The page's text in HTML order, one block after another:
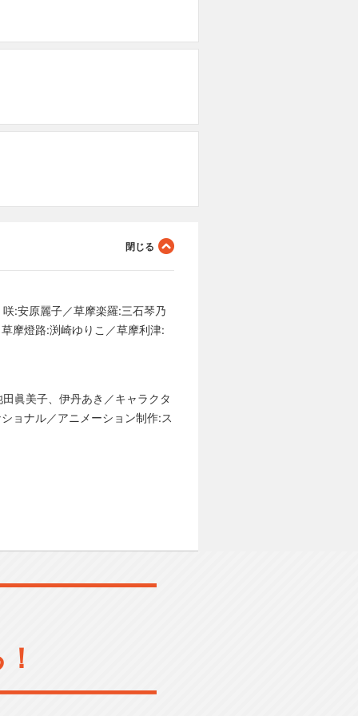
:安原麗子／草摩楽羅:三石琴乃
摩燈路:渕崎ゆりこ／草摩利津:
眞美子、伊丹あき／キャラクタ
ョナル／アニメーション制作:ス